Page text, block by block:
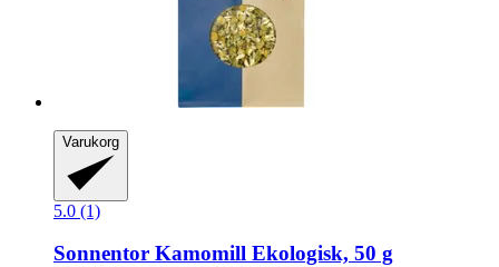
Varukorg
5.0 (1)
Sonnentor Kamomill Ekologisk, 50 g